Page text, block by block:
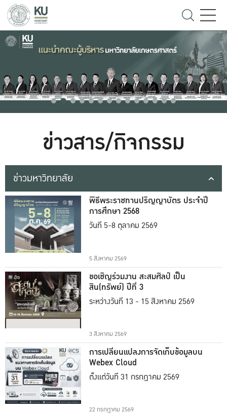
ข่าวสาร/กิจกรรม
ข่าวมหาวิทยาลัย
พิธีพระราชทานปริญญาบัตร ประจำปี
การศึกษา 2568
วันที่ 5-8 ตุลาคม 2569
5 สิงหาคม 2569
ขอเชิญร่วมงาน สะสมศิลป์ เป็น
สิน(ทรัพย์) ปีที่ 3
ระหว่างวันที่ 13 - 15 สิงหาคม 2569
3 สิงหาคม 2569
การเปลี่ยนแปลงการจัดเก็บข้อมูลบน
Webex Cloud
ตั้งแต่วันที่ 31 กรกฎาคม 2569
22 กรกฎาคม 2569